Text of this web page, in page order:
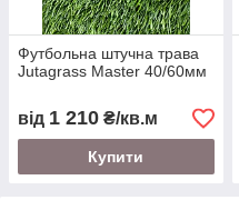
Футбольна штучна трава
Jutagrass Master 40/60мм
від 1 210 ₴/кв.м
Купити